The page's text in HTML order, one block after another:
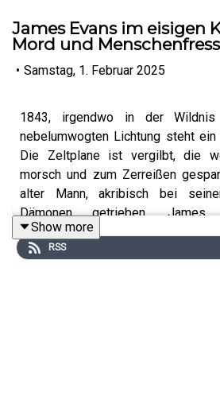
James Evans im eisigen
Mord und
• Samstag, 1. Februar 2025
1843, irgendwo in der
nebelumwogten Lichtung steht
Die Zeltplane ist vergilbt, die
morsch und zum Zerreißen
alter Mann, akribisch bei
Dämonen getrieben.
amerikanischen Westen
Stämmen eine bessere Welt zu
Show more
RSS